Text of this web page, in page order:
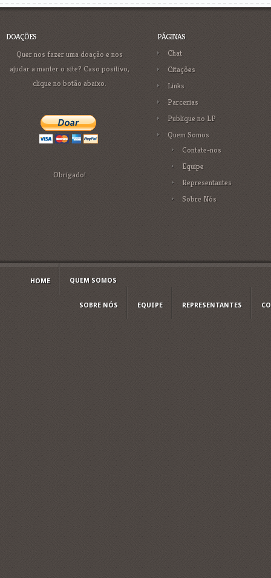
DOAÇÕES
Quer nos fazer uma doação e nos
ajudar a manter o site? Caso positivo,
clique no botão abaixo.
Obrigado!
PÁGINAS
Chat
Citações
Links
Parcerias
Publique no LP
Quem Somos
Contate-nos
Equipe
Representantes
Sobre Nós
HOME QUEM SOMOS
SOBRE NÓS EQUIPE REPRESENTANTES